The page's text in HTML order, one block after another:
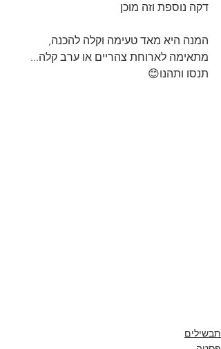
דקה נוספת וזה מוכן
המנה היא מאד טעימה וקלה להכנה,
מתאימה לארוחת צהריים או ערב קלה...
תנסו ותהנו😊
תבשילים